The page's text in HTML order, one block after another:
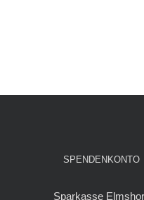
SPENDENKONTO
Sparkasse